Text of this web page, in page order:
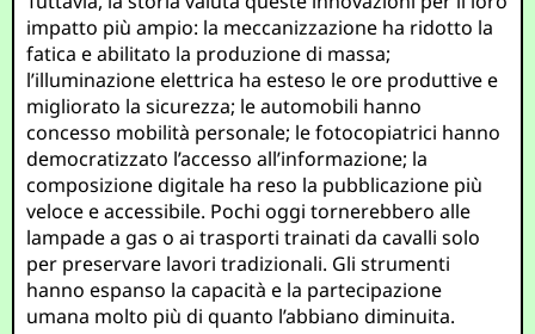
impatto più ampio: la meccanizzazione ha ridotto la
fatica e abilitato la produzione di massa;
l’illuminazione elettrica ha esteso le ore produttive e
migliorato la sicurezza; le automobili hanno
concesso mobilità personale; le fotocopiatrici hanno
democratizzato l’accesso all’informazione; la
composizione digitale ha reso la pubblicazione più
veloce e accessibile. Pochi oggi tornerebbero alle
lampade a gas o ai trasporti trainati da cavalli solo
per preservare lavori tradizionali. Gli strumenti
hanno espanso la capacità e la partecipazione
umana molto più di quanto l’abbiano diminuita.